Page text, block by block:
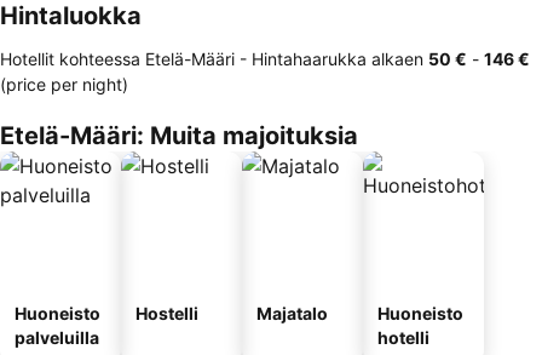
Hintaluokka
Hotellit kohteessa Etelä-Määri - Hintahaarukka alkaen ‎50 € - ‎146 €
(price per night)
Etelä-Määri: Muita majoituksia
Huoneisto
palveluilla
Hostelli Majatalo
Huoneisto
hotelli